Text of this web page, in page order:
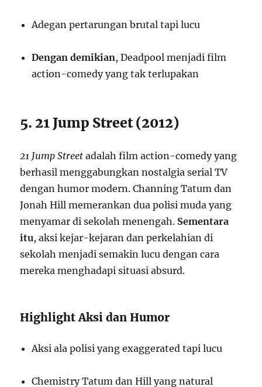
Adegan pertarungan brutal tapi lucu
Dengan demikian, Deadpool menjadi film
action-comedy yang tak terlupakan
5. 21 Jump Street (2012)
21 Jump Street adalah film action-comedy yang
berhasil menggabungkan nostalgia serial TV
dengan humor modern. Channing Tatum dan
Jonah Hill memerankan dua polisi muda yang
menyamar di sekolah menengah. Sementara
itu, aksi kejar-kejaran dan perkelahian di
sekolah menjadi semakin lucu dengan cara
mereka menghadapi situasi absurd.
Highlight Aksi dan Humor
Aksi ala polisi yang exaggerated tapi lucu
Chemistry Tatum dan Hill yang natural